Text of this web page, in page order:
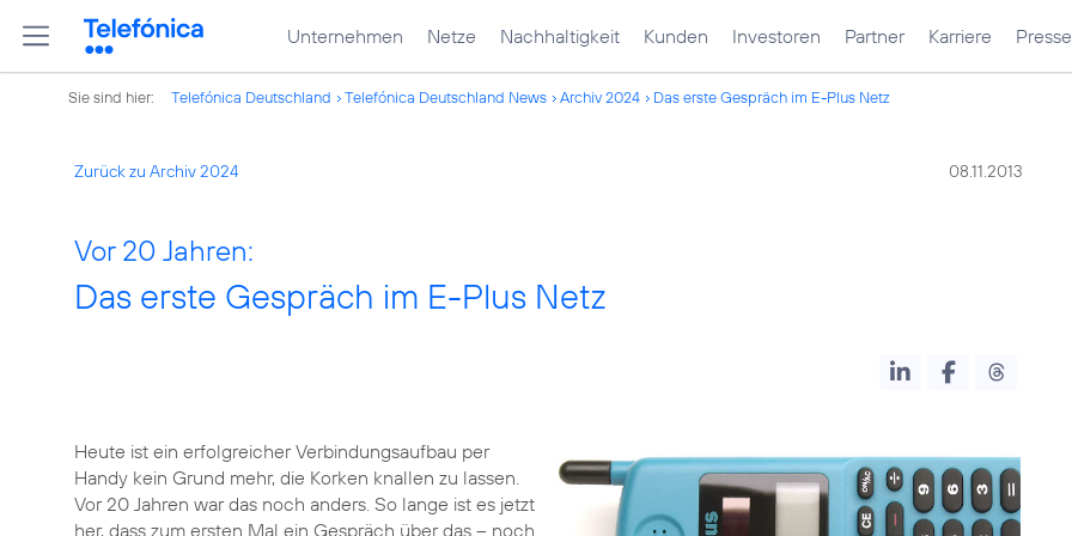
Unternehmen Netze Nachhaltigkeit Kunden Investoren Partner Karriere Presse
Sie sind hier: Telefónica Deutschland Telefónica Deutschland News Archiv 2024 Das erste Gespräch im E-Plus Netz
Zurück zu Archiv 2024 08.11.2013
Vor 20 Jahren:
Das erste Gespräch im E-Plus Netz
Heute ist ein erfolgreicher Verbindungsaufbau per
Handy kein Grund mehr, die Korken knallen zu lassen.
Vor 20 Jahren war das noch anders. So lange ist es jetzt
her, dass zum ersten Mal ein Gespräch über das – noch